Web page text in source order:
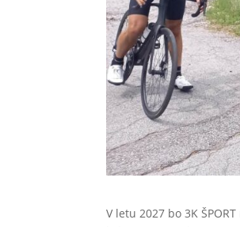
V letu 2027 bo 3K